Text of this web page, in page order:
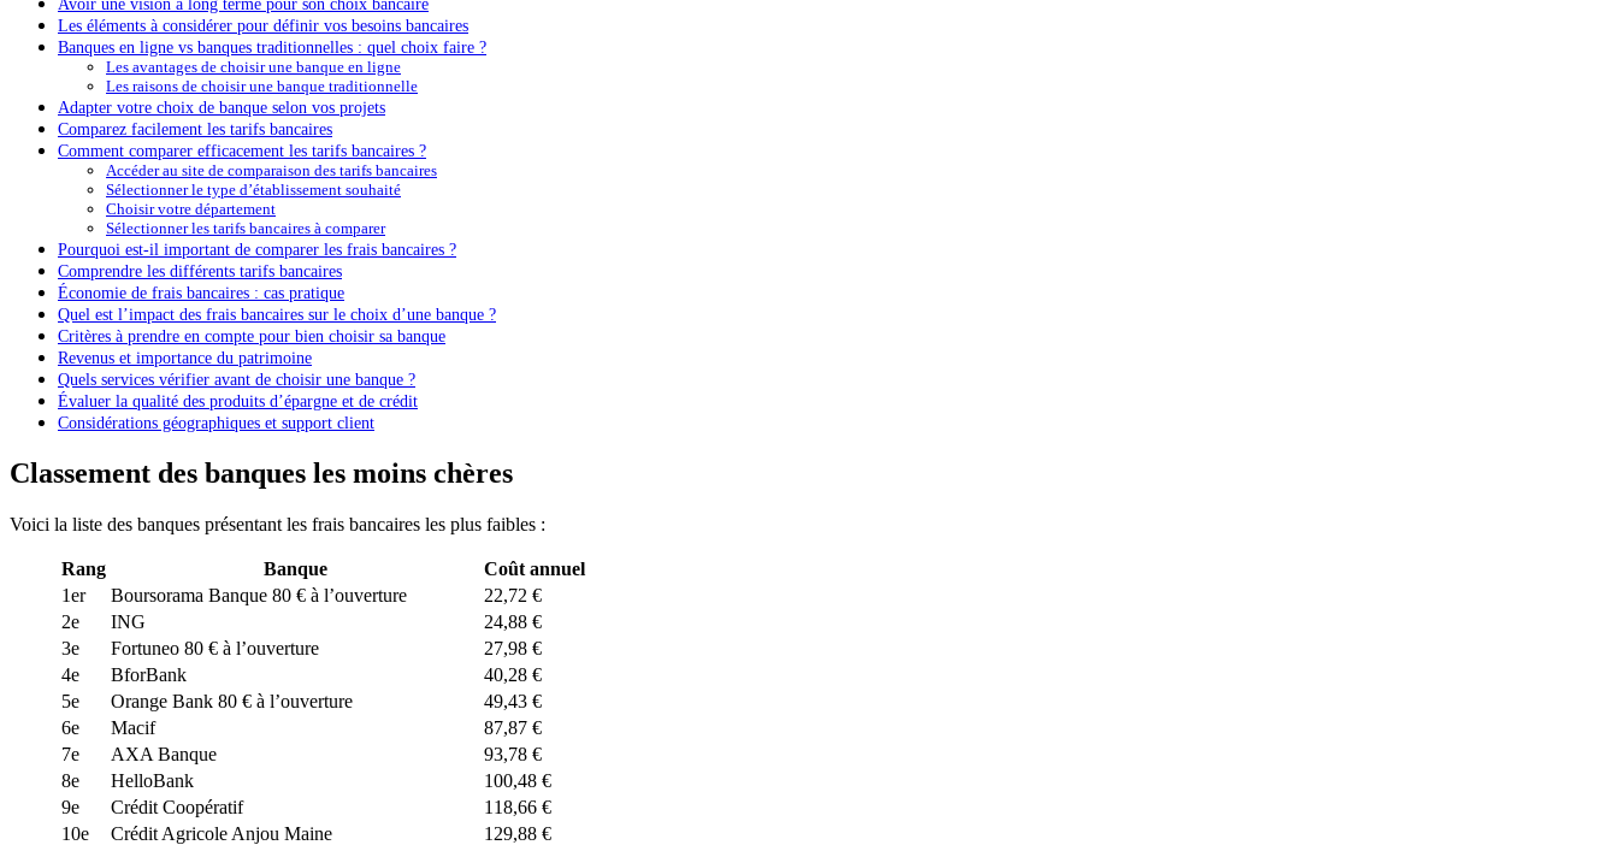
Les éléments à considérer pour définir vos besoins bancaires
Banques en ligne vs banques traditionnelles : quel choix faire ?
Les avantages de choisir une banque en ligne
Les raisons de choisir une banque traditionnelle
Adapter votre choix de banque selon vos projets
Comparez facilement les tarifs bancaires
Comment comparer efficacement les tarifs bancaires ?
Accéder au site de comparaison des tarifs bancaires
Sélectionner le type d’établissement souhaité
Choisir votre département
Sélectionner les tarifs bancaires à comparer
Pourquoi est-il important de comparer les frais bancaires ?
Comprendre les différents tarifs bancaires
Économie de frais bancaires : cas pratique
Quel est l’impact des frais bancaires sur le choix d’une banque ?
Critères à prendre en compte pour bien choisir sa banque
Revenus et importance du patrimoine
Quels services vérifier avant de choisir une banque ?
Évaluer la qualité des produits d’épargne et de crédit
Considérations géographiques et support client
Classement des banques les moins chères
Voici la liste des banques présentant les frais bancaires les plus faibles :
Rang Banque
Coût annuel
1er
Boursorama Banque 80 € à l’ouverture
22,72 €
2e
ING
24,88 €
3e
Fortuneo 80 € à l’ouverture
27,98 €
4e
BforBank
40,28 €
5e
Orange Bank 80 € à l’ouverture
49,43 €
6e
Macif
87,87 €
7e
AXA Banque
93,78 €
8e
HelloBank
100,48 €
9e
Crédit Coopératif
118,66 €
10e
Crédit Agricole Anjou Maine
129,88 €